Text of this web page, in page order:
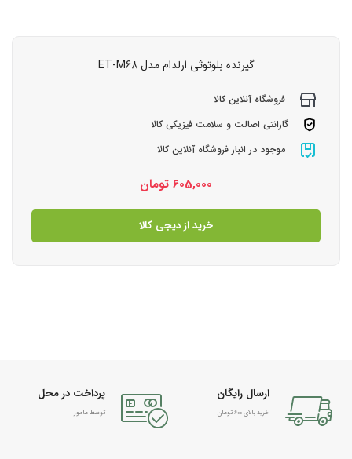
گیرنده بلوتوثی ارلدام مدل ET-M68
فروشگاه آنلاین کالا
گارانتی اصالت و سلامت فیزیکی کالا
موجود در انبار فروشگاه آنلاین کالا
605,000 تومان
خرید از دیجی کالا
ارسال رایگان
خرید بالای 600 تومان
پرداخت در محل
توسط مامور